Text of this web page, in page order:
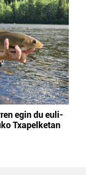
egin du euli-
Txapelketan